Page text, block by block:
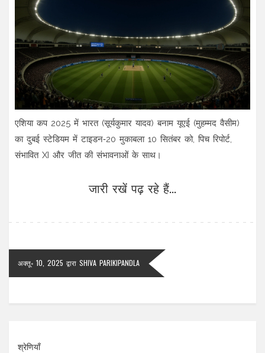
एशिया कप 2025 में भारत (सूर्यकुमार यादव) बनाम यूएई (मुहम्मद वैसीम)
का दुबई स्टेडियम में टाइडन‑20 मुकाबला 10 सितंबर को, पिच रिपोर्ट,
संभावित XI और जीत की संभावनाओं के साथ।
जारी रखें पढ़ रहे हैं...
अक्तू॰ 10, 2025 द्वारा SHIVA PARIKIPANDLA
श्रेणियाँ